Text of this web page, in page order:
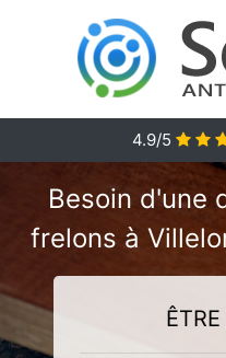
4.9/5
Besoin d'une
frelons à